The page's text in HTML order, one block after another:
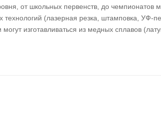
от школьных первенств, до чемпионатов
(лазерная резка, штамповка, УФ-
изготавливаться из медных сплавов